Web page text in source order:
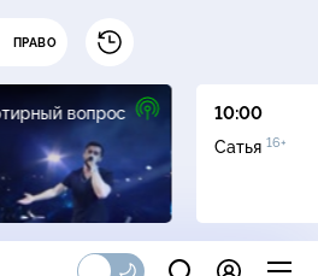
ПРАВО
вопрос
0+
10:00
Сатья 16+